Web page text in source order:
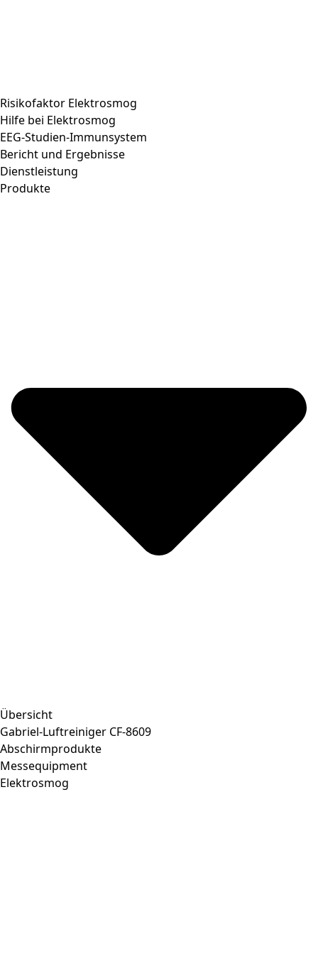
Risikofaktor Elektrosmog
Hilfe bei Elektrosmog
EEG-Studien-Immunsystem
Bericht und Ergebnisse
Dienstleistung
Produkte
Übersicht
Gabriel-Luftreiniger CF-8609
Abschirmprodukte
Messequipment
Elektrosmog